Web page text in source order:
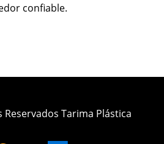
confiable.
Tarima Plástica